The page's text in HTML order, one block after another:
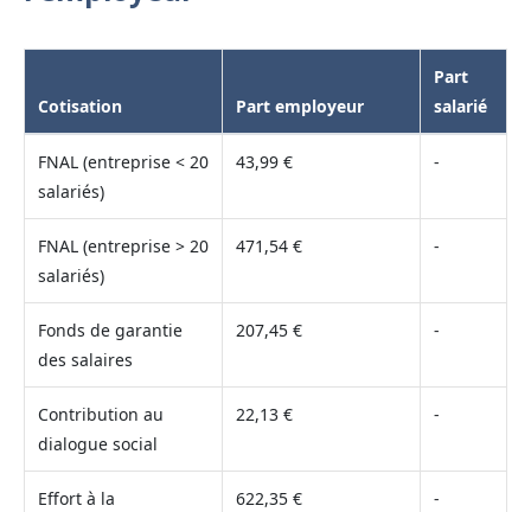
Cotisation Part employeur
Part
salarié
FNAL (entreprise < 20
salariés)
43,99 € -
FNAL (entreprise > 20
salariés)
471,54 € -
Fonds de garantie
des salaires
207,45 € -
Contribution au
dialogue social
22,13 € -
Effort à la
622,35 € -